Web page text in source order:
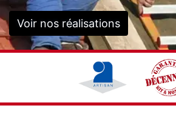
Voir nos réalisations